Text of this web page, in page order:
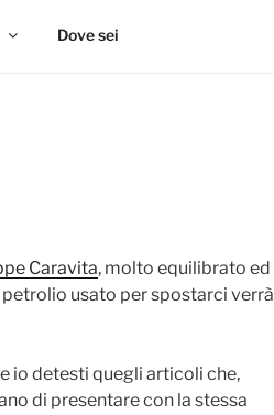
Dove sei
Caravita, molto equilibrato ed
usato per spostarci verrà
io detesti quegli articoli che,
di presentare con la stessa